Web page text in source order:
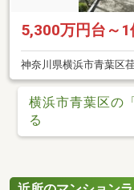
5,300万円台～
神奈川県横浜市青葉区
横浜市青葉区の
る